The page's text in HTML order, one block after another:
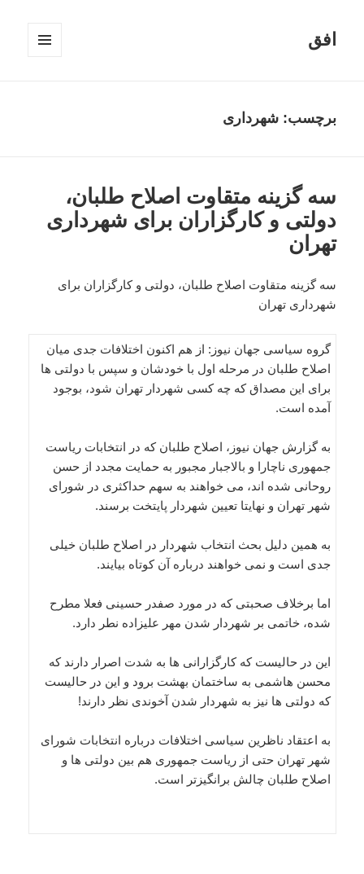
افق
برچسب:شهرداری
سه گزینه متقاوت اصلاح طلبان،
دولتی و کارگزاران برای شهرداری
تهران
سه گزینه متقاوت اصلاح طلبان، دولتی و کارگزاران برای
شهرداری تهران
گروه سیاسی جهان نیوز: از هم اکنون اختلافات جدی میان
اصلاح طلبان در مرحله اول با خودشان و سپس با دولتی ها
برای این مصداق که چه کسی شهردار تهران شود، بوجود
آمده است.
به گزارش جهان نیوز، اصلاح طلبان که در انتخابات ریاست
جمهوری ناچارا و بالاجبار مجبور به حمایت مجدد از حسن
روحانی شده اند، می خواهند به سهم حداکثری در شورای
شهر تهران و نهایتا تعیین شهردار پایتخت برسند.
به همین دلیل بحث انتخاب شهردار در اصلاح طلبان خیلی
جدی است و نمی خواهند درباره آن کوتاه بیایند.
اما برخلاف صحبتی که در مورد صفدر حسینی فعلا مطرح
شده، خاتمی بر شهردار شدن مهر علیزاده نطر دارد.
این در حالیست که کارگزارانی ها به شدت اصرار دارند که
محسن هاشمی به ساختمان بهشت برود و این در حالیست
که دولتی ها نیز به شهردار شدن آخوندی نظر دارند!
به اعتقاد ناظرین سیاسی اختلافات درباره انتخابات شورای
شهر تهران حتی از ریاست جمهوری هم بین دولتی ها و
اصلاح طلبان چالش برانگیزتر است.